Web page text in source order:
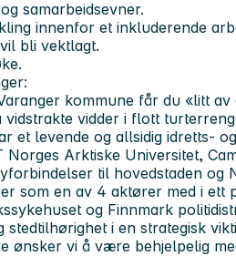
samarbeidsevner.
innenfor et inkluderende
bli vektlagt.
kommune får du «litt
vidder i flott
et levende og allsidig idretts-
Arktiske Universitet,
til hovedstaden og
som en av 4 aktører med i ett
og Finnmark
stedtilhørighet i en strategisk
ønsker vi å være behjelpelig